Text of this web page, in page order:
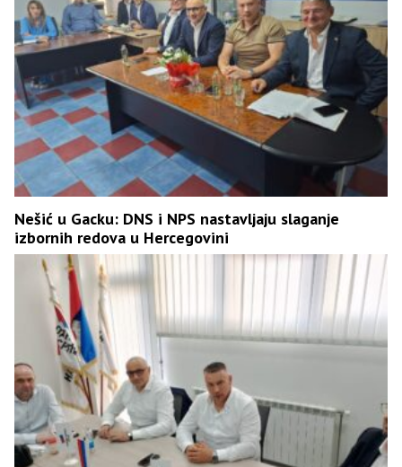
Nešić u Gacku: DNS i NPS nastavljaju slaganje
izbornih redova u Hercegovini